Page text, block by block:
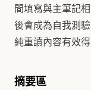
間填寫與主筆記
後會成為自我測
純重讀內容有效得
摘要區